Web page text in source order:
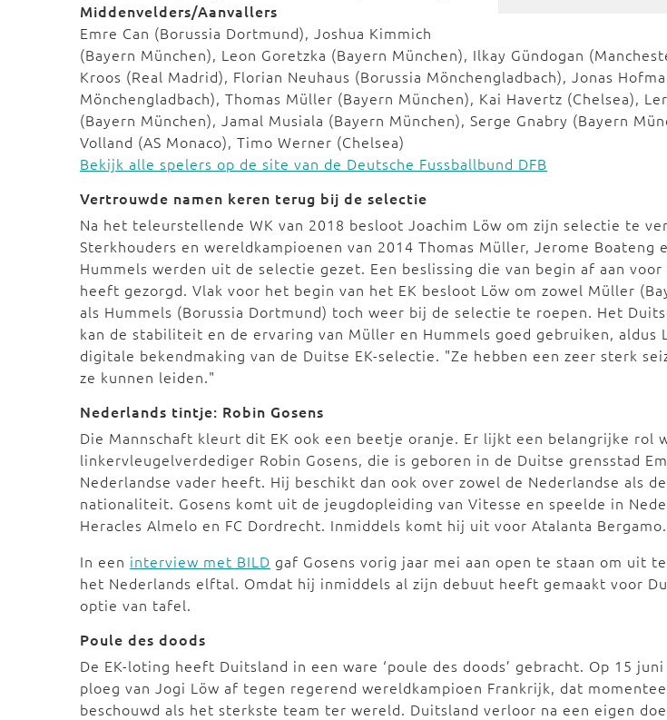
Middenvelders/Aanvallers
Emre Can (Borussia Dortmund), Joshua Kimmich
(Bayern München), Leon Goretzka (Bayern München), Ilkay Gündogan
Kroos (Real Madrid), Florian Neuhaus (Borussia Mönchengladbach), Jonas
Mönchengladbach), Thomas Müller (Bayern München), Kai Havertz (Chelsea),
(Bayern München), Jamal Musiala (Bayern München), Serge Gnabry (Bayern
Volland (AS Monaco), Timo Werner (Chelsea)
Bekijk alle spelers op de site van de Deutsche Fussballbund DFB
Vertrouwde namen keren terug bij de selectie
Na het teleurstellende WK van 2018 besloot Joachim Löw om zijn selectie te
Sterkhouders en wereldkampioenen van 2014 Thomas Müller, Jerome Boateng
Hummels werden uit de selectie gezet. Een beslissing die van begin af aan voor
heeft gezorgd. Vlak voor het begin van het EK besloot Löw om zowel Müller
als Hummels (Borussia Dortmund) toch weer bij de selectie te roepen. Het
kan de stabiliteit en de ervaring van Müller en Hummels goed gebruiken, aldus
digitale bekendmaking van de Duitse EK-selectie. "Ze hebben een zeer sterk
ze kunnen leiden."
Nederlands tintje: Robin Gosens
Die Mannschaft kleurt dit EK ook een beetje oranje. Er lijkt een belangrijke rol
linkervleugelverdediger Robin Gosens, die is geboren in de Duitse grensstad
Nederlandse vader heeft. Hij beschikt dan ook over zowel de Nederlandse als
nationaliteit. Gosens komt uit de jeugdopleiding van Vitesse en speelde in
Heracles Almelo en FC Dordrecht. Inmiddels komt hij uit voor Atalanta Bergamo.
In een interview met BILD gaf Gosens vorig jaar mei aan open te staan om uit
het Nederlands elftal. Omdat hij inmiddels al zijn debuut heeft gemaakt voor
optie van tafel.
Poule des doods
De EK-loting heeft Duitsland in een ware ‘poule des doods’ gebracht. Op 15
ploeg van Jogi Löw af tegen regerend wereldkampioen Frankrijk, dat
beschouwd als het sterkste team ter wereld. Duitsland verloor na een eigen